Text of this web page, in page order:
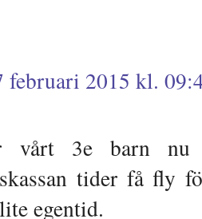
februari 2015 kl.
vårt 3e barn
tider få fly
egentid.